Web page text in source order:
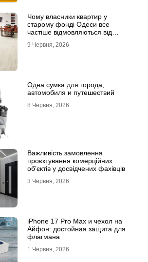
Чому власники квартир у
старому фонді Одеси все
частіше відмовляються від
9 Червня, 2026
Одна сумка для города,
автомобиля и путешествий
8 Червня, 2026
Важливість замовлення
проєктування комерційних
об’єктів у досвідчених фахівців
3 Червня, 2026
iPhone 17 Pro Max и чехол на
Айфон: достойная защита для
флагмана
1 Червня, 2026